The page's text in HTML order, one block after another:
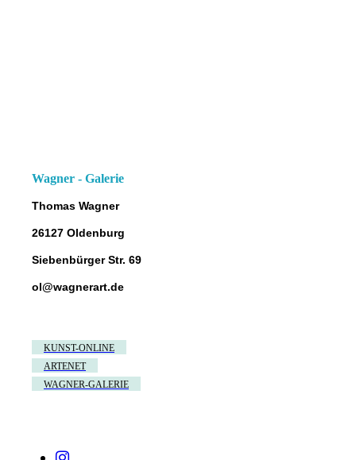
Wagner - Galerie
Thomas Wagner
26127 Oldenburg
Siebenbürger Str. 69
ol@wagnerart.de
KUNST-ONLINE
ARTENET
WAGNER-GALERIE